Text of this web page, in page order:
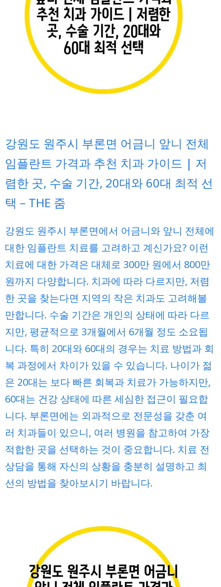
강원도 원주시 부론면 어금니 앞니 전체
임플란트 가격과 추천 치과 가이드 | 저
렴한 곳, 수술 기간, 20대와 60대 최적 선
택 – THE 줌
강원도 원주시 부론면에서 어금니와 앞니 전체에
대한 임플란트 치료를 고려하고 계신가요? 이런
치료에 대한 가격은 대체로 300만 원에서 800만
원까지 다양합니다. 치과에 따라 다르지만, 저렴
한 곳을 찾는다면 지역의 작은 치과도 고려해볼
만합니다. 수술 기간은 개인의 상태에 따라 다르
지만, 평균적으로 3개월에서 6개월 정도 소요됩
니다. 특히 20대와 60대의 경우는 치료 방법과 회
복 과정에서 차이가 있을 수 있습니다. 나이가 젊
은 20대는 보다 빠른 회복과 치료가 가능하지만,
60대는 건강 상태에 따른 세심한 접근이 필요합
니다. 부론면에는 외과적으로 전문성을 갖춘 여
러 치과들이 있으니, 여러 병원을 참고하여 가장
적합한 곳을 선택하는 것이 중요합니다. 치료 전
상담을 통해 자신의 상황을 충분히 설명하고 최
선의 방법을 찾아보시기 바랍니다.